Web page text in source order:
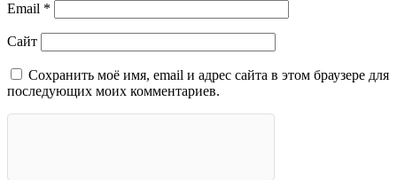
Email *
Сайт
Сохранить моё имя, email и адрес сайта в этом браузере для
последующих моих комментариев.